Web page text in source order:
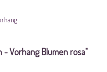
- Vorhang Blumen rosa"